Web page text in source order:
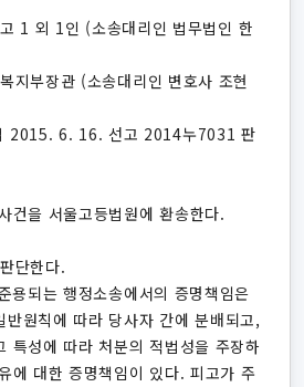
1 외 1인 (소송대리인 법무법인 한
지부장관 (소송대리인 변호사 조현
2015. 6. 16. 선고 2014누7031 판
건을 서울고등법원에 환송한다.
단한다.
용되는 행정소송에서의 증명책임은
반원칙에 따라 당사자 간에 분배되고,
특성에 따라 처분의 적법성을 주장하
에 대한 증명책임이 있다. 피고가 주